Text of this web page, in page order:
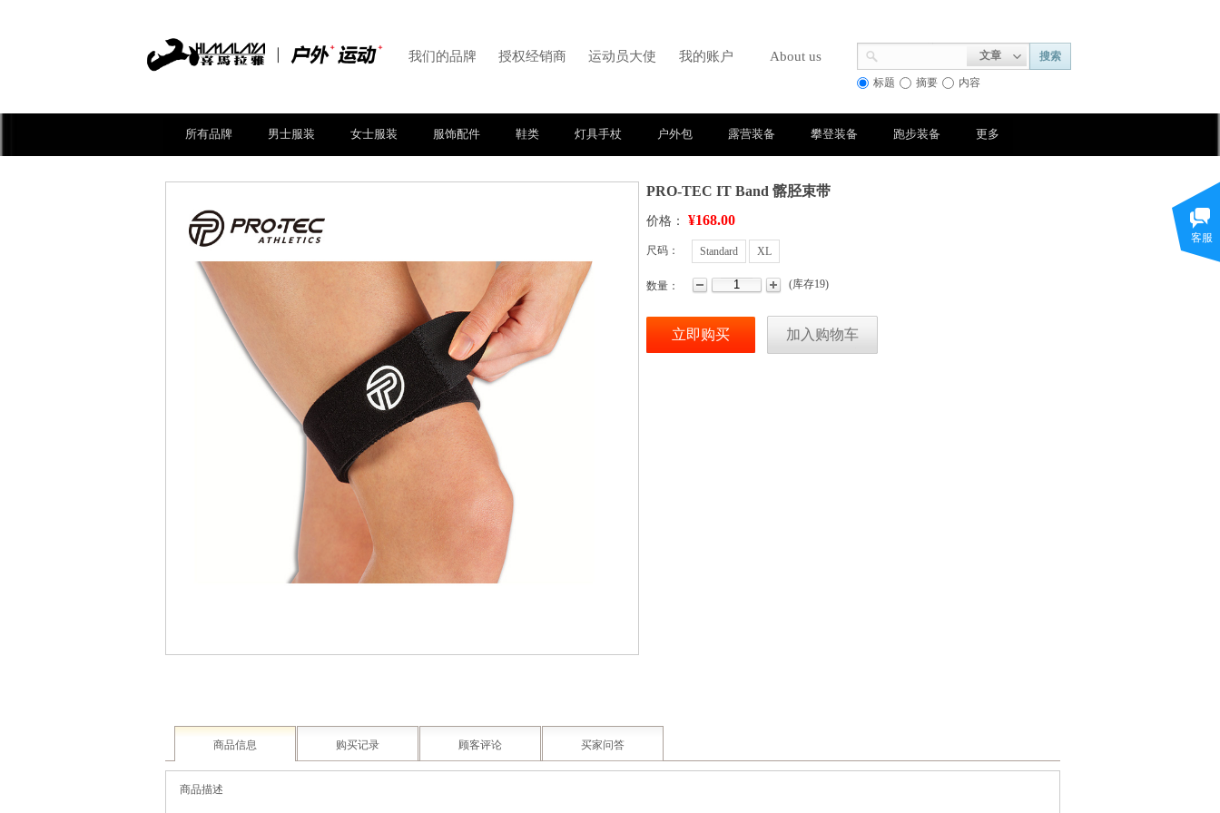
文章 搜索
标题 摘要 内容
我们的品牌 授权经销商 运动员大使 我的账户 About us
PRO-TEC IT Band 髂胫束带
价格： ¥168.00
尺码： Standard XL
数量： (库存19)
立即购买 加入购物车
商品信息 购买记录 顾客评论 买家问答
商品描述
所有品牌 男士服装 女士服装 服饰配件 鞋类 灯具手杖 户外包 露营装备 攀登装备 跑步装备 更多
客服